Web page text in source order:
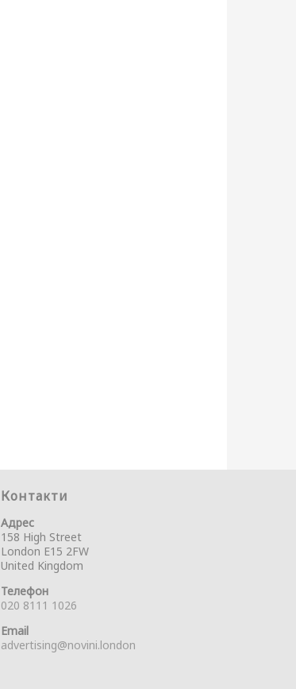
Контакти
Адрес
158 High Street
London E15 2FW
United Kingdom
Телефон
020 8111 1026
Email
advertising@novini.london